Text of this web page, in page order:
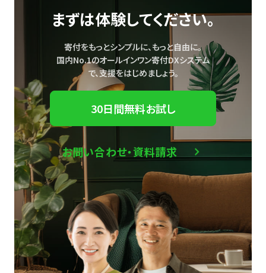
まずは体験してください。
寄付をもっとシンプルに、もっと自由に。
国内No.1のオールインワン寄付DXシステム
で、支援をはじめましょう。
30日間無料お試し
お問い合わせ・資料請求